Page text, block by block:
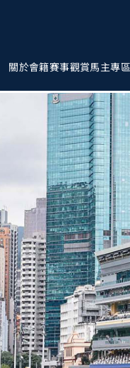
關於會籍賽事觀賞馬主專區